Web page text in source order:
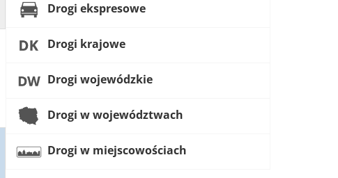
Drogi ekspresowe
Drogi krajowe
Drogi wojewódzkie
Drogi w województwach
Drogi w miejscowościach